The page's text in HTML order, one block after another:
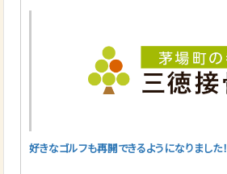
好きなゴルフも再開できるようになりました！